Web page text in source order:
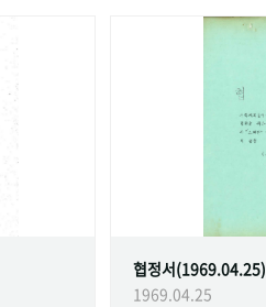
협정서(1969.04.25)
1969.04.25